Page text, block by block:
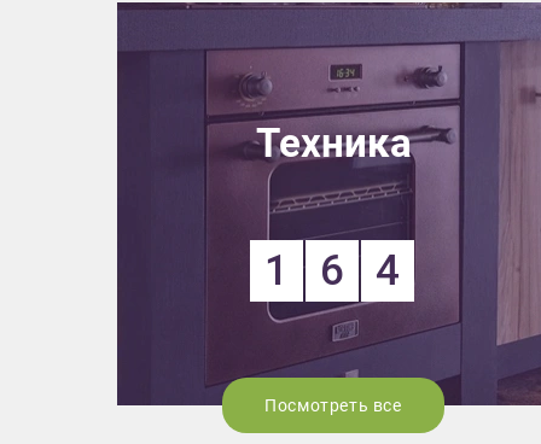
Техника
1 6 4
Посмотреть все
с